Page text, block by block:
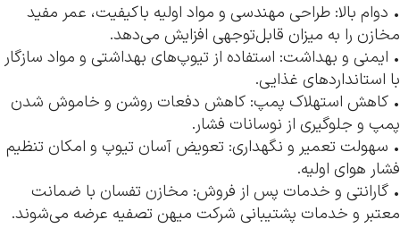
• دوام بالا: طراحی مهندسی و مواد اولیه باکیفیت، عمر مفید
مخازن را به میزان قابل‌توجهی افزایش می‌دهد.
• ایمنی و بهداشت: استفاده از تیوپ‌های بهداشتی و مواد سازگار
با استانداردهای غذایی.
• کاهش استهلاک پمپ: کاهش دفعات روشن و خاموش شدن
پمپ و جلوگیری از نوسانات فشار.
• سهولت تعمیر و نگهداری: تعویض آسان تیوپ و امکان تنظیم
فشار هوای اولیه.
• گارانتی و خدمات پس از فروش: مخازن تفسان با ضمانت
معتبر و خدمات پشتیبانی شرکت میهن تصفیه عرضه می‌شوند.